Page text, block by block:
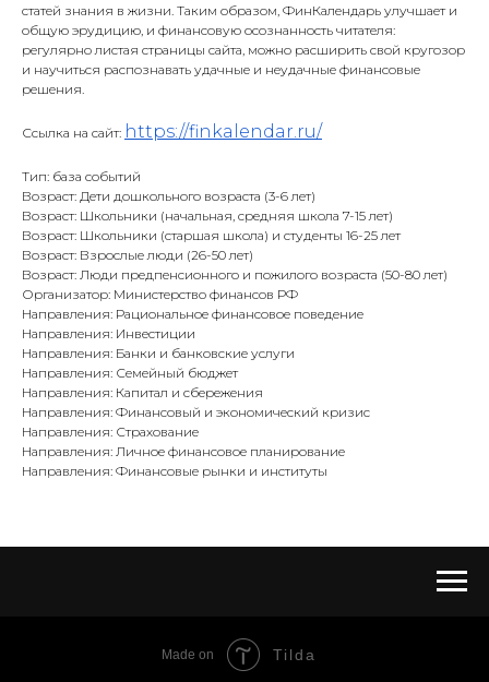
статей знания в жизни. Таким образом, ФинКалендарь улучшает и
общую эрудицию, и финансовую осознанность читателя:
регулярно листая страницы сайта, можно расширить свой кругозор
и научиться распознавать удачные и неудачные финансовые
решения.
Ссылка на сайт: https://finkalendar.ru/
Тип: база событий
Возраст: Дети дошкольного возраста (3-6 лет)
Возраст: Школьники (начальная, средняя школа 7-15 лет)
Возраст: Школьники (старшая школа) и студенты 16-25 лет
Возраст: Взрослые люди (26-50 лет)
Возраст: Люди предпенсионного и пожилого возраста (50-80 лет)
Организатор: Министерство финансов РФ
Направления: Рациональное финансовое поведение
Направления: Инвестиции
Направления: Банки и банковские услуги
Направления: Семейный бюджет
Направления: Капитал и сбережения
Направления: Финансовый и экономический кризис
Направления: Страхование
Направления: Личное финансовое планирование
Направления: Финансовые рынки и институты
Made on Tilda